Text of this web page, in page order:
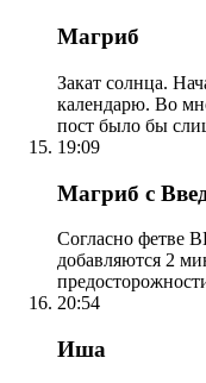
Магриб
Закат солнца.
календарю. Во
пост было бы
19:09
Магриб с
Согласно фетве
добавляются 2
20:54
Иша